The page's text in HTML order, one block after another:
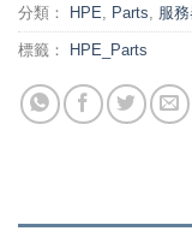
分類： HPE, Parts, 服務
標籤： HPE_Parts